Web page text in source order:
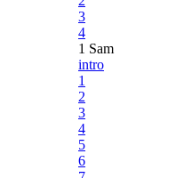
3
4
1 Sam
intro
1
2
3
4
5
6